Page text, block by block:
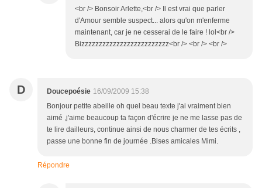
<br /> Bonsoir Arlette,<br /> Il est vrai que parler
d'Amour semble suspect... alors qu'on m'enferme
maintenant, car je ne cesserai de le faire ! lol<br />
Bizzzzzzzzzzzzzzzzzzzzzzzzz<br /> <br /> <br />
D Doucepoésie 16/09/2009 15:38
Bonjour petite abeille oh quel beau texte j'ai vraiment bien
aimé ,j'aime beaucoup ta façon d'écrire je ne me lasse pas de
te lire dailleurs, continue ainsi de nous charmer de tes écrits ,
passe une bonne fin de journée .Bises amicales Mimi.
Répondre